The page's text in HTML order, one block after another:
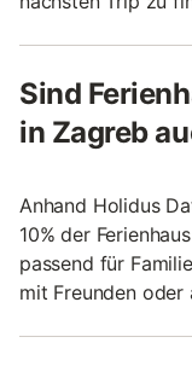
Sind
in Zagreb
Anhand Holidus
10% der
passend für
mit Freunden oder